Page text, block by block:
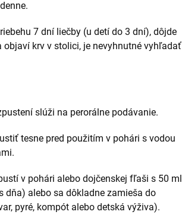
7 dní liečby (u detí do 3 dní), dôjde
objaví krv v stolici, je nevyhnutné vyhľadať
slúži na perorálne podávanie.
tesne pred použitím v pohári s vodou
v pohári alebo dojčenskej fľaši s 50 ml
dňa) alebo sa dôkladne zamieša do
pyré, kompót alebo detská výživa).